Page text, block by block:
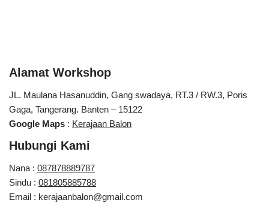
Alamat Workshop
JL. Maulana Hasanuddin, Gang swadaya, RT.3 / RW.3, Poris
Gaga, Tangerang. Banten – 15122
Google Maps : Kerajaan Balon
Hubungi Kami
Nana : 087878889787
Sindu : 081805885788
Email : kerajaanbalon@gmail.com